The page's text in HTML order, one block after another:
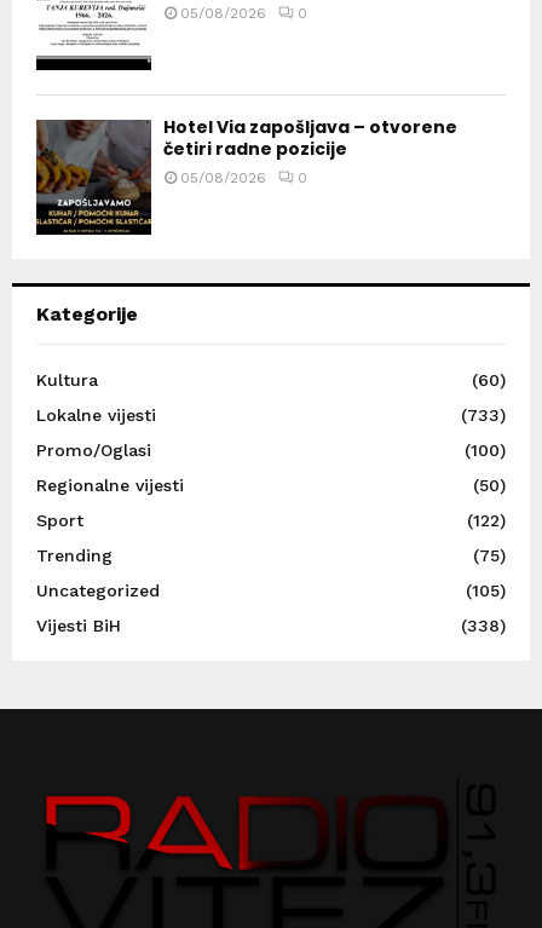
05/08/2026 0
Hotel Via zapošljava – otvorene
četiri radne pozicije
05/08/2026 0
Kategorije
Kultura
(60)
Lokalne vijesti
(733)
Promo/Oglasi
(100)
Regionalne vijesti
(50)
Sport
(122)
Trending
(75)
Uncategorized
(105)
Vijesti BiH
(338)